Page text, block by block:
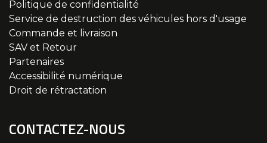
Politique de confidentialité
Service de destruction des véhicules hors d'usage
Commande et livraison
SAV et Retour
Partenaires
Accessibilité numérique
Droit de rétractation
CONTACTEZ-NOUS